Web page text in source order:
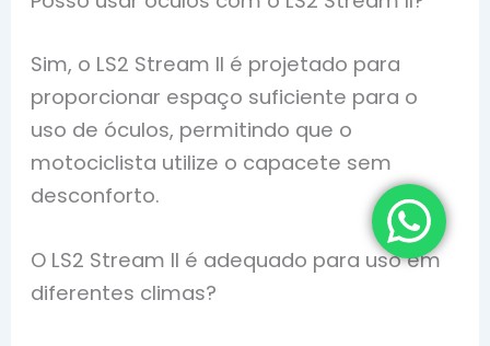
Sim, o LS2 Stream II é projetado para
proporcionar espaço suficiente para o
uso de óculos, permitindo que o
motociclista utilize o capacete sem
desconforto.
O LS2 Stream II é adequado para uso em
diferentes climas?